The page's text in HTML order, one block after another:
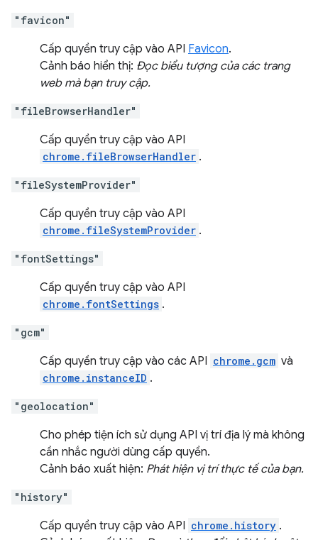
"favicon"
Cấp quyền truy cập vào API Favicon.
Cảnh báo hiển thị: Đọc biểu tượng của các trang
web mà bạn truy cập.
"fileBrowserHandler"
Cấp quyền truy cập vào API
chrome.fileBrowserHandler .
"fileSystemProvider"
Cấp quyền truy cập vào API
chrome.fileSystemProvider .
"fontSettings"
Cấp quyền truy cập vào API
chrome.fontSettings .
"gcm"
Cấp quyền truy cập vào các API chrome.gcm và
chrome.instanceID .
"geolocation"
Cho phép tiện ích sử dụng API vị trí địa lý mà không
cần nhắc người dùng cấp quyền.
Cảnh báo xuất hiện: Phát hiện vị trí thực tế của bạn.
"history"
Cấp quyền truy cập vào API chrome.history .